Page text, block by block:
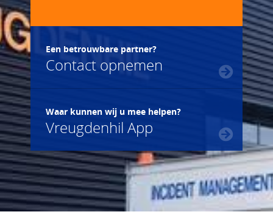
Een betrouwbare partner?
Contact opnemen
Waar kunnen wij u mee helpen?
Vreugdenhil App